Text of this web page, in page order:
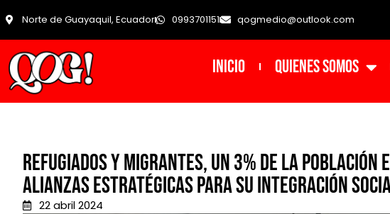
Norte de Guayaquil, Ecuador 0993701151 qogmedio@outlook.com
INICIO Quienes Somos
Refugiados y migrantes, un 3% de la
alianzas estratégicas para su integración
22 abril 2024